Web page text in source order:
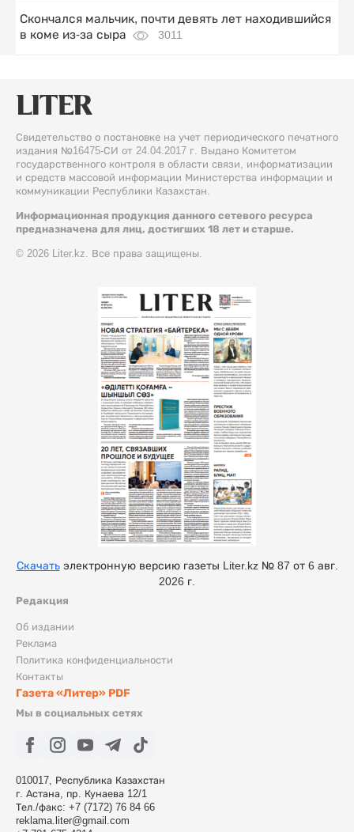
Скончался мальчик, почти девять лет находившийся
в коме из-за сыра
3011
Свидетельство о постановке на учет периодического печатного
издания №16475-СИ от 24.04.2017 г. Выдано Комитетом
государственного контроля в области связи, информатизации
и средств массовой информации Министерства информации и
коммуникации Республики Казахстан.
Информационная продукция данного сетевого ресурса
предназначена для лиц, достигших 18 лет и старше.
© 2026 Liter.kz. Все права защищены.
Редакция
Об издании
Реклама
Политика конфиденциальности
Контакты
Газета «Литер» PDF
Мы в социальных сетях
010017, Республика Казахстан
г. Астана, пр. Кунаева 12/1
Тел./факс: +7 (7172) 76 84 66
reklama.liter@gmail.com
Скачатьэлектронную версию газеты Liter.kz № 87 от 6 авг.
2026 г.